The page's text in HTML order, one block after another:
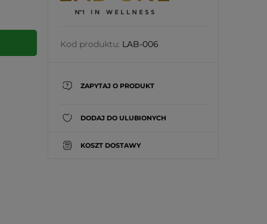
Kod produktu: LAB-006
ZAPYTAJ O PRODUKT
DODAJ DO ULUBIONYCH
KOSZT DOSTAWY